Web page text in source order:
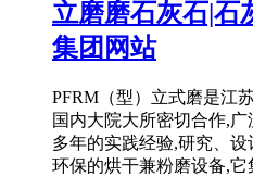
立磨磨石灰石|石
集团网站
PFRM（型）立式磨是江
国内大院大所密切合作,
多年的实践经验,研究、设
环保的烘干兼粉磨设备,